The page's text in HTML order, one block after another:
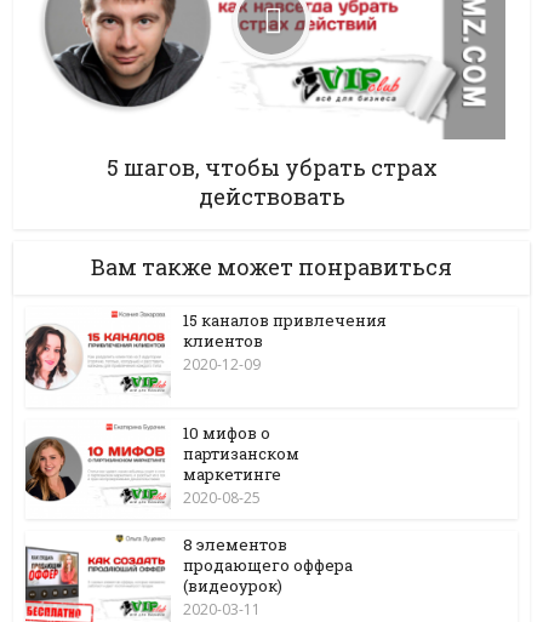
5 шагов, чтобы убрать страх
действовать
Вам также может понравиться
15 каналов привлечения
клиентов
2020-12-09
10 мифов о
партизанском
маркетинге
2020-08-25
8 элементов
продающего оффера
(видеоурок)
2020-03-11